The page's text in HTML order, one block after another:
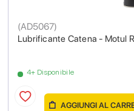
Lubrificante Catena - Motul
(AD5067)
4+ Disponibile
AGGIUNGI AL